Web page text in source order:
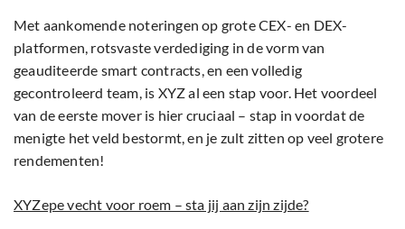
Met aankomende noteringen op grote CEX- en DEX-
platformen, rotsvaste verdediging in de vorm van
geauditeerde smart contracts, en een volledig
gecontroleerd team, is XYZ al een stap voor. Het voordeel
van de eerste mover is hier cruciaal – stap in voordat de
menigte het veld bestormt, en je zult zitten op veel grotere
rendementen!
XYZepe vecht voor roem – sta jij aan zijn zijde?